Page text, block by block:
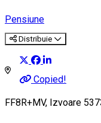
Pensiune
Distribuie
Copied!
FF8R+MV, Izvoare